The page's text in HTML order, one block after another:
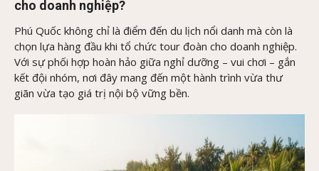
cho doanh nghiệp?
Phú Quốc không chỉ là điểm đến du lịch nổi danh mà còn là
chọn lựa hàng đầu khi tổ chức tour đoàn cho doanh nghiệp.
Với sự phối hợp hoàn hảo giữa nghỉ dưỡng – vui chơi – gắn
kết đội nhóm, nơi đây mang đến một hành trình vừa thư
giãn vừa tạo giá trị nội bộ vững bền.